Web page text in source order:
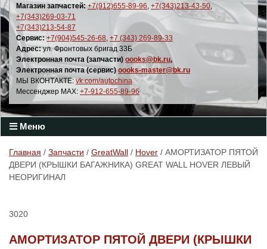
Магазин запчастей: +7(912)655-89-96, +7(343)213-43-50,
+7(343)269-03-71
+7(343)213-54-87
Сервис: +7(904)545-26-68, +7 (343) 269-89-33
Адрес:ул. Фронтовых бригад 33Б
Электронная почта (запчасти) oooks@bk.ru,
Электронная почта (сервис) oooks-master@bk.ru
МЫ ВКОНТАКТЕ: vk.com/autochina
Мессенджер MAX: +7-912-655-89-96
Меню
Главная / Запчасти / GreatWall / Hover / АМОРТИЗАТОР ПЯТОЙ
ДВЕРИ (КРЫШКИ БАГАЖНИКА) GREAT WALL HOVER ЛЕВЫЙ
НЕОРИГИНАЛ
3020
АМОРТИЗАТОР ПЯТОЙ ДВЕРИ (КРЫШКИ